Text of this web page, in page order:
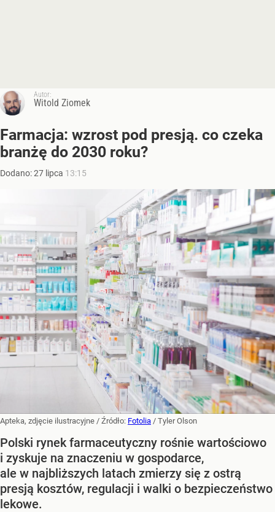
Autor:
Witold Ziomek
Farmacja: wzrost pod presją. co czeka
branżę do 2030 roku?
Dodano:27 lipca 13:15
Apteka, zdjęcie ilustracyjne / Źródło: Fotolia / Tyler Olson
Polski rynek farmaceutyczny rośnie wartościowo
i zyskuje na znaczeniu w gospodarce,
ale w najbliższych latach zmierzy się z ostrą
presją kosztów, regulacji i walki o bezpieczeństwo
lekowe.